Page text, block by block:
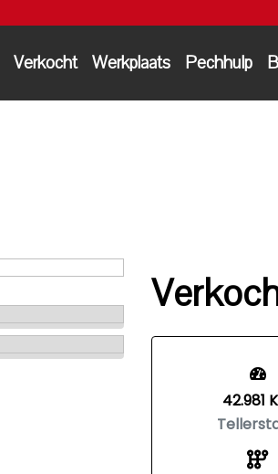
Verkocht Werkplaats Pechhulp
42.981